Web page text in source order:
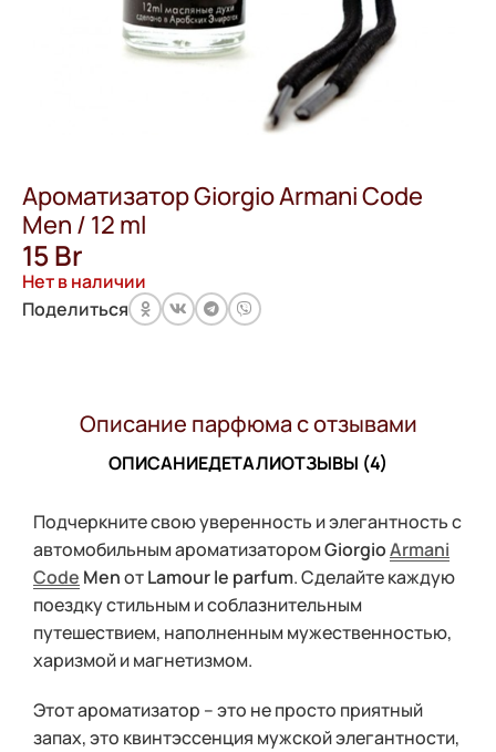
Ароматизатор Giorgio Armani Code
Men / 12 ml
15Br
Нет в наличии
Поделиться
Описание парфюма с отзывами
ОПИСАНИЕДЕТАЛИОТЗЫВЫ (4)
Подчеркните свою уверенность и элегантность с
автомобильным ароматизаторомGiorgioArmani
Code MenотLamour le parfum. Сделайте каждую
поездку стильным и соблазнительным
путешествием, наполненным мужественностью,
харизмой и магнетизмом.
Этот ароматизатор – это не просто приятный
запах, это квинтэссенция мужской элегантности,